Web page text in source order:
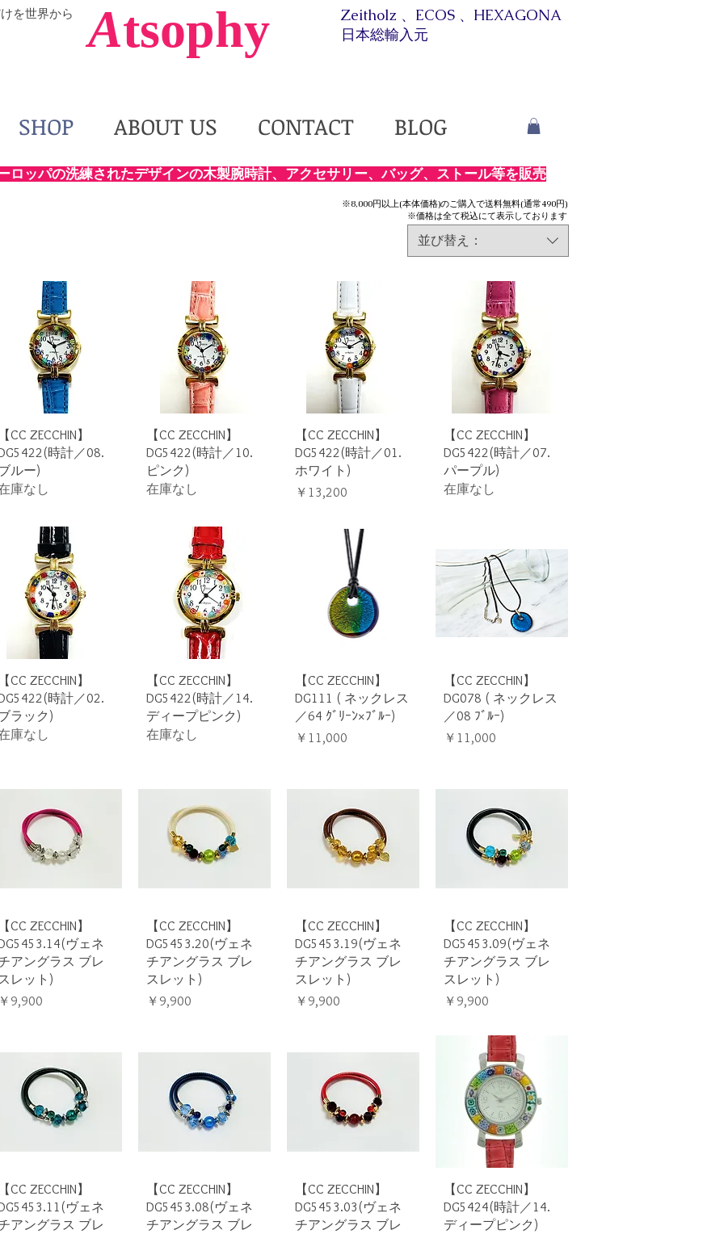
Atsophy
を世界から
Zeitholz 、ECOS 、HEXAGONA
日本総輸入元​​
SHOP ABOUT US CONTACT BLOG
ロッパの洗練されたデザインの木製腕時計、アクセサリー、バッグ、ストール等を販売
※8,000円以上(本体価格)のご購入で送料無料(通常490円)
※価格は全て税込にて表示しております
並び替え：
クイックビュー
CC ZECCHIN】
時計／08.
ルー)
庫なし
クイックビュー
【CC ZECCHIN】
DG5422(時計／10.
ピンク)
在庫なし
クイックビュー
【CC ZECCHIN】
DG5422(時計／01.
ホワイト)
価格
￥13,200
クイックビュー
【CC ZECCHIN】
DG5422(時計／07.
パープル)
在庫なし
クイックビュー
CC ZECCHIN】
時計／02.
ラック)
庫なし
クイックビュー
【CC ZECCHIN】
DG5422(時計／14.
ディープピンク)
在庫なし
クイックビュー
【CC ZECCHIN】
DG111 ( ネックレス
／64 ｸﾞﾘｰﾝ×ﾌﾞﾙｰ)
価格
￥11,000
クイックビュー
【CC ZECCHIN】
DG078 ( ネックレス
／08 ﾌﾞﾙｰ)
価格
￥11,000
クイックビュー
CC ZECCHIN】
ヴェネ
アングラス ブレ
レット)
格
9,900
クイックビュー
【CC ZECCHIN】
DG5453.20(ヴェネ
チアングラス ブレ
スレット)
価格
￥9,900
クイックビュー
【CC ZECCHIN】
DG5453.19(ヴェネ
チアングラス ブレ
スレット)
価格
￥9,900
クイックビュー
【CC ZECCHIN】
DG5453.09(ヴェネ
チアングラス ブレ
スレット)
価格
￥9,900
クイックビュー
CC ZECCHIN】
ヴェネ
アングラス ブレ
クイックビュー
【CC ZECCHIN】
DG5453.08(ヴェネ
チアングラス ブレ
クイックビュー
【CC ZECCHIN】
DG5453.03(ヴェネ
チアングラス ブレ
クイックビュー
【CC ZECCHIN】
DG5424(時計／14.
ディープピンク)